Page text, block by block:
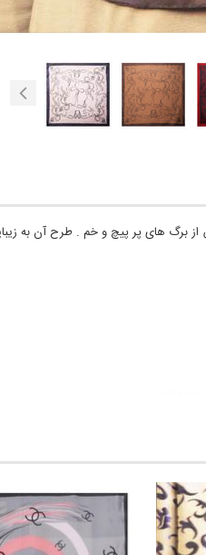
برگ های پر پیچ و خم . طرح آن به